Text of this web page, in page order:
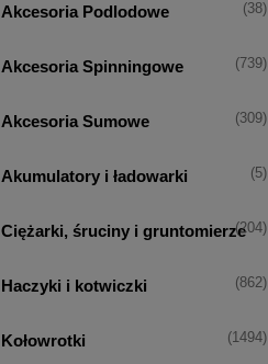
Akcesoria Podlodowe (38)
Akcesoria Spinningowe (739)
Akcesoria Sumowe (309)
Akumulatory i ładowarki (5)
Ciężarki, śruciny i gruntomierze(204)
Haczyki i kotwiczki (862)
Kołowrotki (1494)